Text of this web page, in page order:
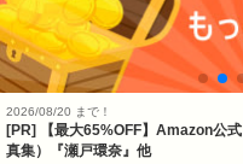
2026/08/20 まで！
[PR]
【最大65%OFF】Amazon公
真集）『瀬戸環奈』他